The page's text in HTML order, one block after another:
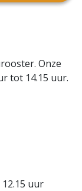
Onze
tot 14.15 uur.
uur